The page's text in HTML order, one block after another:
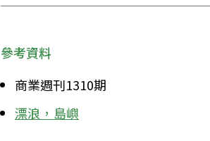
參考資料
商業週刊1310期
漂浪，島嶼